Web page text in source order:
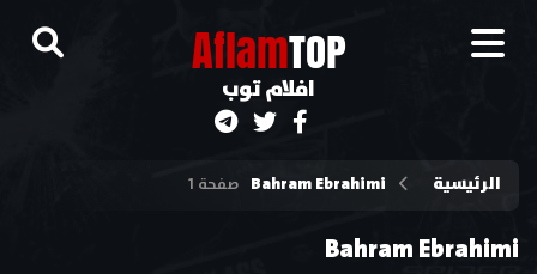
AflamTOP
افلام توب
الرئيسية Bahram Ebrahimi صفحة 1
Bahram Ebrahimi